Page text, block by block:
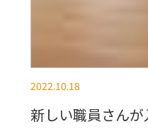
2022.10.18
新しい職員さん